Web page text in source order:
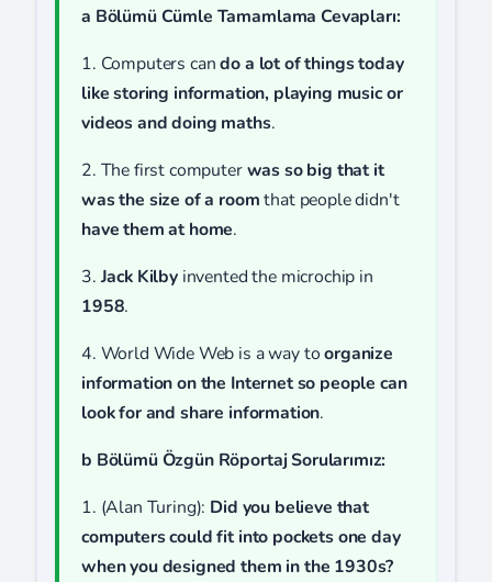
a Bölümü Cümle Tamamlama Cevapları:
1. Computers cando a lot of things today
like storing information, playing music or
videos and doing maths.
2. The first computerwas so big that it
was the size of a roomthat people didn't
have them at home.
3. Jack Kilbyinvented the microchip in
1958.
4. World Wide Web is a way toorganize
information on the Internet so people can
look for and share information.
b Bölümü Özgün Röportaj Sorularımız:
1. (Alan Turing): Did you believe that
computers could fit into pockets one day
when you designed them in the 1930s?